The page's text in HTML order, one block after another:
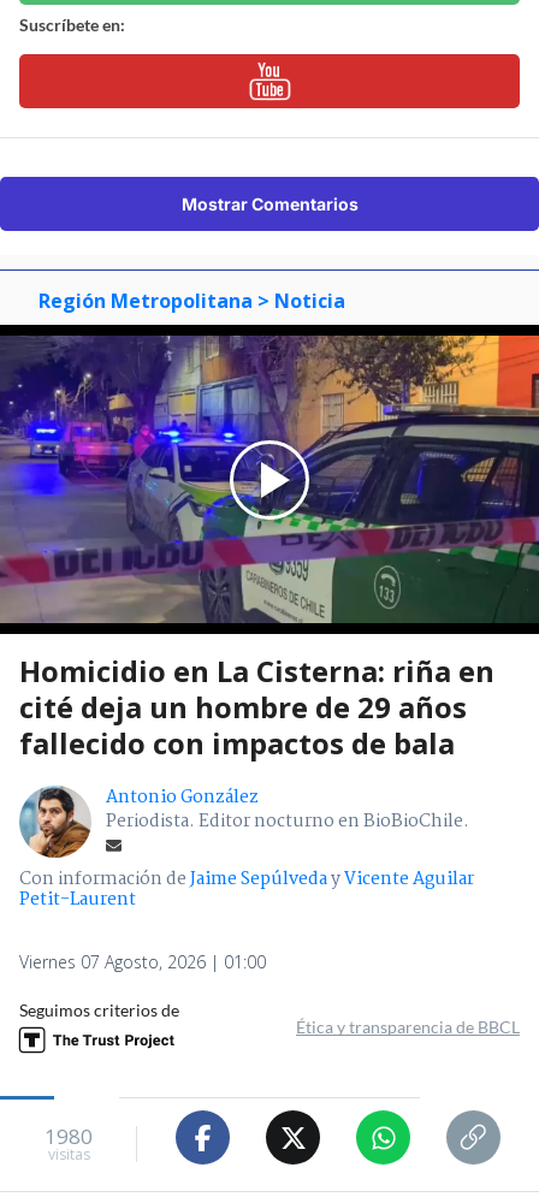
Suscríbete en:
Mostrar Comentarios
Región Metropolitana > Noticia
Homicidio en La Cisterna: riña en
cité deja un hombre de 29 años
fallecido con impactos de bala
Antonio González
Periodista. Editor nocturno en BioBioChile.
Con información deJaime SepúlvedayVicente Aguilar
Petit-Laurent
Viernes 07 Agosto, 2026 | 01:00
Seguimos criterios de
Ética y transparencia de BBCL
1980
visitas